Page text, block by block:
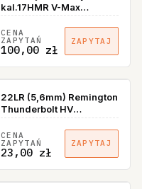
kal.17HMR V-Max
17gr/1,1g (50szt)
CENA
ZAPYTAŃ
100,00 zł
ZAPYTAJ
22LR (5,6mm) Remington
Thunderbolt HV
2,6g/40gr
CENA
ZAPYTAŃ
23,00 zł
ZAPYTAJ